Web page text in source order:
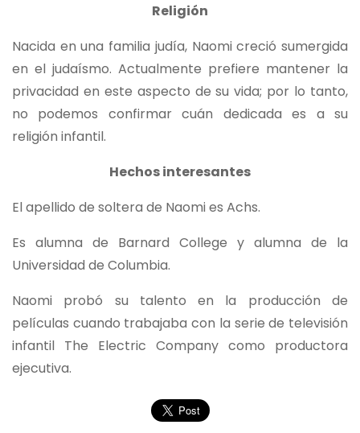
Religión
Nacida en una familia judía, Naomi creció sumergida
en el judaísmo. Actualmente prefiere mantener la
privacidad en este aspecto de su vida; por lo tanto,
no podemos confirmar cuán dedicada es a su
religión infantil.
Hechos interesantes
El apellido de soltera de Naomi es Achs.
Es alumna de Barnard College y alumna de la
Universidad de Columbia.
Naomi probó su talento en la producción de
películas cuando trabajaba con la serie de televisión
infantil The Electric Company como productora
ejecutiva.